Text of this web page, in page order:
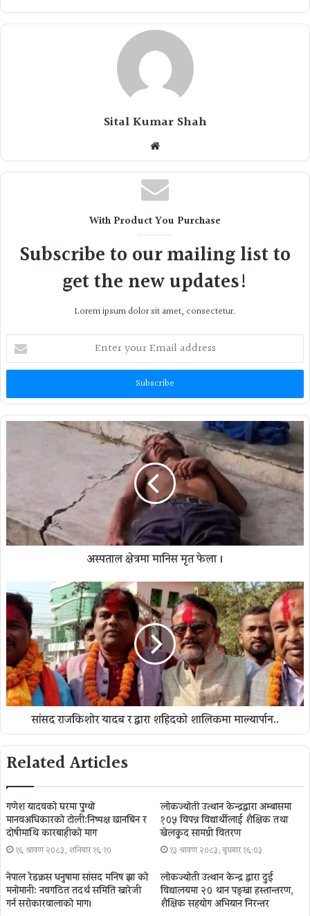
Sital Kumar Shah
Website
With Product You Purchase
Subscribe to our mailing list to
get the new updates!
Lorem ipsum dolor sit amet, consectetur.
your
Email
अस्पताल क्षेत्रमा मानिस मृत फेला ।
सांसद राजकिशाेर यादब र द्वारा शहिदकाे शालिकमा माल्यार्पान..
Related Articles
गणेश यादवको घरमा पुग्याे
मानवअधिकारकाे टोली:निष्पक्ष छानबिन र
दोषीमाथि कारबाहीको माग
१६ श्रावण २०८३, शनिबार १६:१०
लोकज्योती उत्थान केन्द्रद्वारा अम्बासमा
१०५ विपन्न विद्यार्थीलाई शैक्षिक तथा
खेलकुद सामग्री वितरण
१३ श्रावण २०८३, बुधबार १६:०३
नेपाल रेडक्रस धनुषामा सांसद मनिष झा को
मनोमानी: नवगठित तदर्थ समिति खारेजी
गर्न सरोकारवालाको माग।
लोकज्योती उत्थान केन्द्र द्वारा दुई
विद्यालयमा २० थान पङ्खा हस्तान्तरण,
शैक्षिक सहयोग अभियान निरन्तर